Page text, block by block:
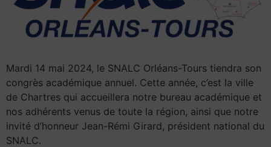
Mardi 14 mai 2024, le SNALC Orléans-Tours tiendra son
congrès académique annuel. Cette année, c’est la ville
de Chartres qui accueillera notre bureau académique et
nos adhérents venus de toute la région, ainsi que notre
invité d’honneur Jean-Rémi Girard, président national du
SNALC.